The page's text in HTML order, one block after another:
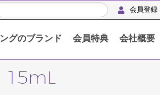
会員登録
グのブランド 会員特典 会社概要